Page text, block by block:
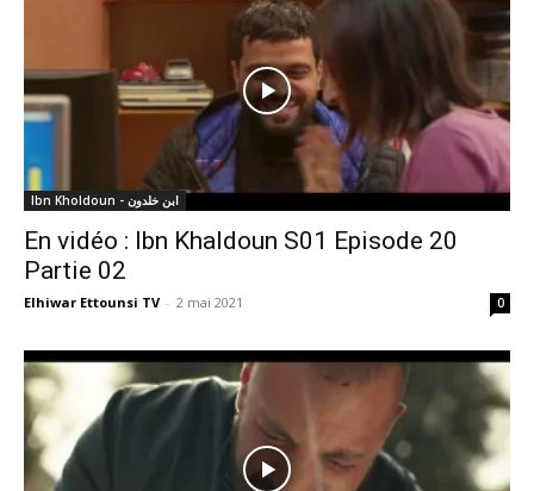
Ibn Kholdoun - ابن خلدون
En vidéo : Ibn Khaldoun S01 Episode 20
Partie 02
Elhiwar Ettounsi TV - 2 mai 2021 0